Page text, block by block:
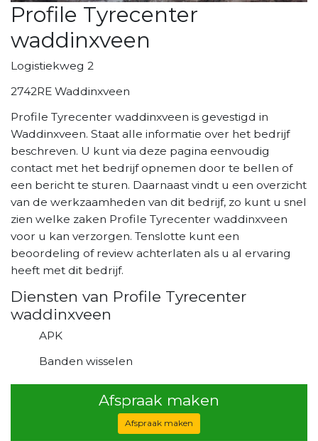
Profile Tyrecenter
waddinxveen
Logistiekweg 2
2742RE Waddinxveen
Profile Tyrecenter waddinxveen is gevestigd in
Waddinxveen. Staat alle informatie over het bedrijf
beschreven. U kunt via deze pagina eenvoudig
contact met het bedrijf opnemen door te bellen of
een bericht te sturen. Daarnaast vindt u een overzicht
van de werkzaamheden van dit bedrijf, zo kunt u snel
zien welke zaken Profile Tyrecenter waddinxveen
voor u kan verzorgen. Tenslotte kunt een
beoordeling of review achterlaten als u al ervaring
heeft met dit bedrijf.
Diensten van Profile Tyrecenter
waddinxveen
APK
Banden wisselen
Afspraak maken
Afspraak maken